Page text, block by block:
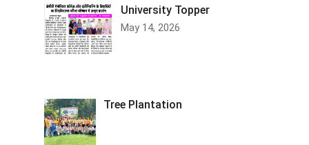
University Topper
May 14, 2026
Tree Plantation